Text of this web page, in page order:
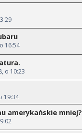
16:54
o 10:23
19:34
amerykańskie mniej?